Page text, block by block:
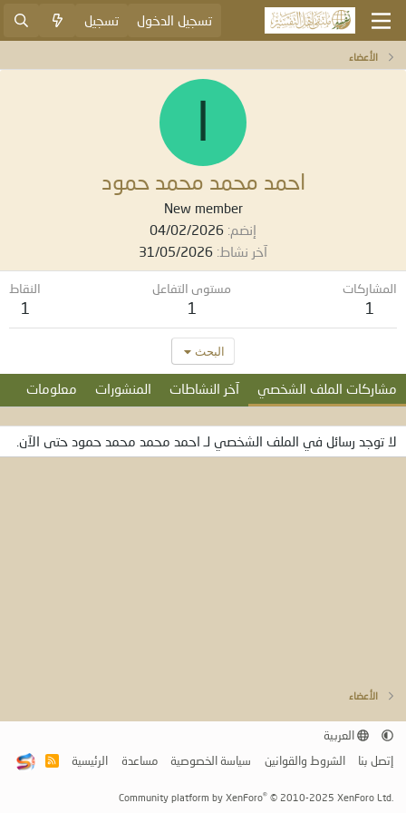
تسجيل الدخول تسجيل
الأعضاء
احمد محمد محمد حمود
New member
إنضم 04/02/2026
آخر نشاط 31/05/2026
المشاركات
1
مستوى التفاعل
1
النقاط
1
البحث
مشاركات الملف الشخصي آخر النشاطات المنشورات معلومات
لا توجد رسائل في الملف الشخصي لـ احمد محمد محمد حمود حتى الآن.
الأعضاء
العربية
إتصل بنا
الشروط والقوانين سياسة الخصوصية مساعدة الرئيسية
R
Community platform by XenForo® © 2010-2025 XenForo Ltd.